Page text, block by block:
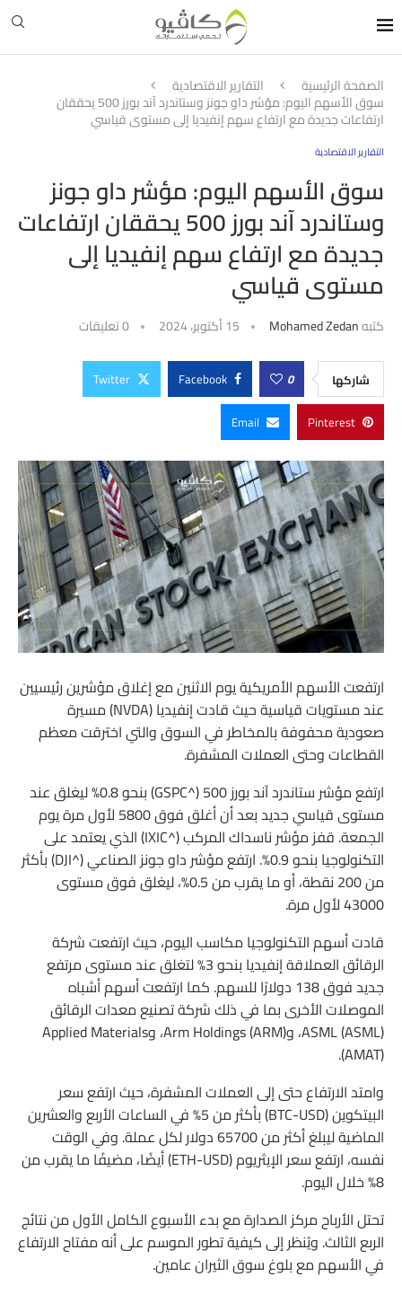
الصفحة الرئيسية التقارير الاقتصادية
سوق الأسهم اليوم: مؤشر داو جونز وستاندرد آند بورز 500 يحققان
ارتفاعات جديدة مع ارتفاع سهم إنفيديا إلى مستوى قياسي
التقارير الاقتصادية
سوق الأسهم اليوم: مؤشر داو جونز
وستاندرد آند بورز 500 يحققان ارتفاعات
جديدة مع ارتفاع سهم إنفيديا إلى
مستوى قياسي
كتبهMohamed Zedan 15 أكتوبر، 2024 0 تعليقات
شاركها 0
Facebook
Twitter
Pinterest
Email
ارتفعت الأسهم الأمريكية يوم الاثنين مع إغلاق مؤشرين رئيسيين
عند مستويات قياسية حيث قادت إنفيديا (NVDA) مسيرة
صعودية محفوفة بالمخاطر في السوق والتي اخترقت معظم
القطاعات وحتى العملات المشفرة.
ارتفع مؤشر ستاندرد آند بورز 500 (^GSPC) بنحو 0.8% ليغلق عند
مستوى قياسي جديد بعد أن أغلق فوق 5800 لأول مرة يوم
الجمعة. قفز مؤشر ناسداك المركب (^IXIC) الذي يعتمد على
التكنولوجيا بنحو 0.9%. ارتفع مؤشر داو جونز الصناعي (^DJI) بأكثر
من 200 نقطة، أو ما يقرب من 0.5%، ليغلق فوق مستوى
43000 لأول مرة.
قادت أسهم التكنولوجيا مكاسب اليوم، حيث ارتفعت شركة
الرقائق العملاقة إنفيديا بنحو 3% لتغلق عند مستوى مرتفع
جديد فوق 138 دولارًا للسهم. كما ارتفعت أسهم أشباه
الموصلات الأخرى بما في ذلك شركة تصنيع معدات الرقائق
ASML (ASML)، وArm Holdings (ARM)، وApplied Materials
(AMAT).
وامتد الارتفاع حتى إلى العملات المشفرة، حيث ارتفع سعر
البيتكوين (BTC-USD) بأكثر من 5% في الساعات الأربع والعشرين
الماضية ليبلغ أكثر من 65700 دولار لكل عملة. وفي الوقت
نفسه، ارتفع سعر الإيثريوم (ETH-USD) أيضًا، مضيفًا ما يقرب من
8% خلال اليوم.
تحتل الأرباح مركز الصدارة مع بدء الأسبوع الكامل الأول من نتائج
الربع الثالث. ويُنظر إلى كيفية تطور الموسم على أنه مفتاح الارتفاع
في الأسهم مع بلوغ سوق الثيران عامين.